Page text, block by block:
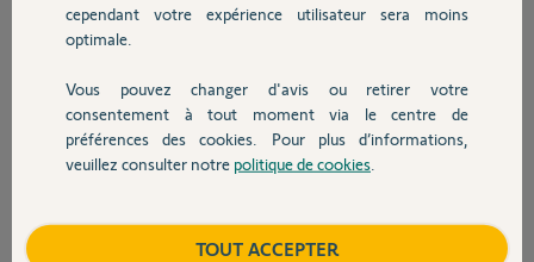
Devis avec un pro
Contact
Coupez le courant sur le moteur (et uniquement celui-là).
Le moteur doit réagir. Vous pourrez ainsi continuer les réglages.
Bonne journée.
Jean-Luc B. il y a plus d'un an
cependant votre expérience utilisateur sera moins
optimale.
Vous pouvez changer d'avis ou retirer votre
consentement à tout moment via le centre de
préférences des cookies. Pour plus d’informations,
veuillez consulter notre politique de cookies
TOUT ACCEPTER